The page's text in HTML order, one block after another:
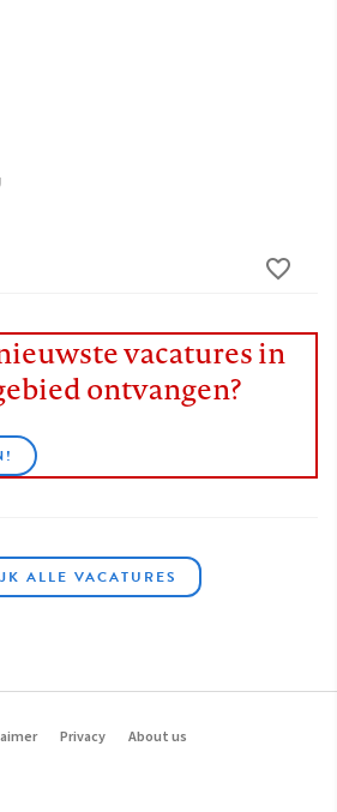
vacatures in
ontvangen?
ALLE VACATURES
Privacy About us